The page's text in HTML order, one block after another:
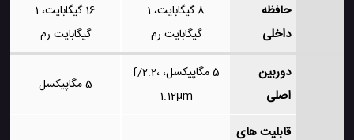
حافظه
داخلی
8 گیگابایت، 1
گیگابایت رم
16 گیگابایت، 1
گیگابایت رم
دوربین
اصلی
5 مگاپیکسل، f/2.2،
1.12μm
5 مگاپیکسل
قابلیت های